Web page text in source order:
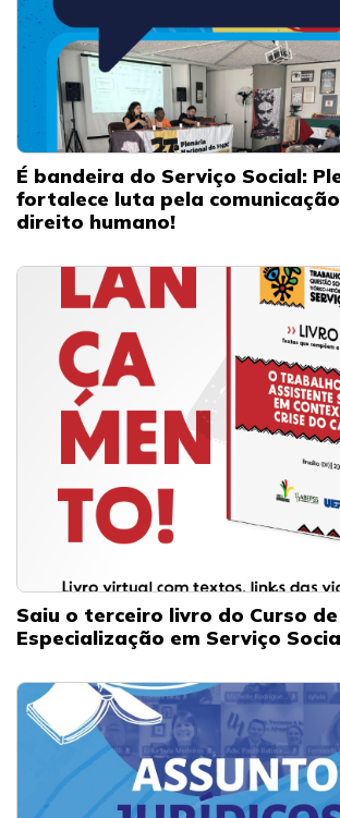
É bandeira do Serviço Social:
fortalece luta pela
direito humano!
Saiu o terceiro livro do Curso de
Especialização em Serviço